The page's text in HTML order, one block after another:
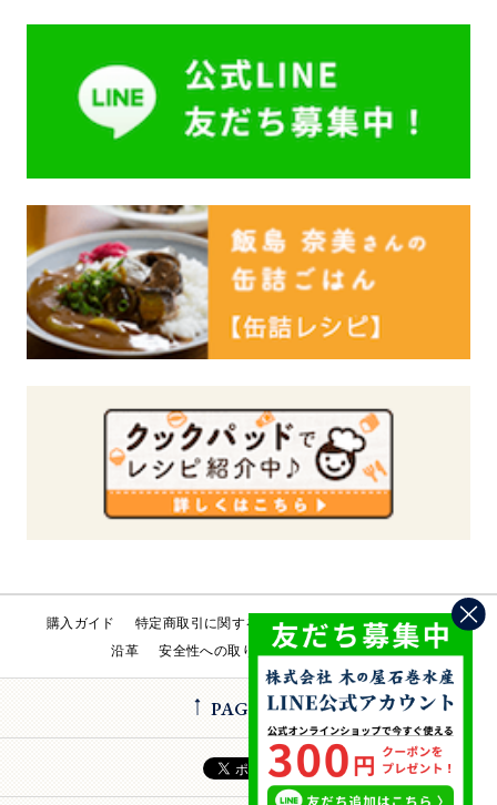
購入ガイド 特定商取引に関する法律 会社概要
工場直売所
沿革
安全性への取り組み お問い合わせ
PAGE TOP